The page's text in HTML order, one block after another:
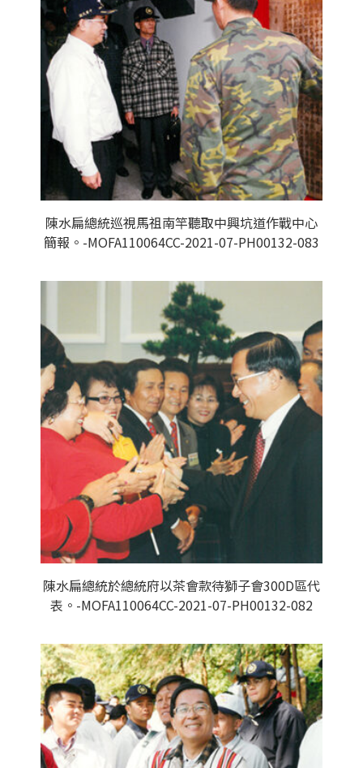
陳水扁總統巡視馬祖南竿聽取中興坑道作戰中心
簡報。-MOFA110064CC-2021-07-PH00132-083
陳水扁總統於總統府以茶會款待獅子會300D區代
表。-MOFA110064CC-2021-07-PH00132-082